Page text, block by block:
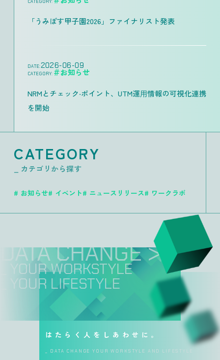
CATEGORY:
「うみぽす甲子園2026」ファイナリスト発表
DATE:2026-06-09
CATEGORY: ＃お知らせ
NRMとチェック‧ポイント、UTM運⽤情報の可視化連携
を開始
CATEGORY
_ カテゴリから探す
お知らせ イベント ニュースリリース ワークラボ
DATA CHANGE >>
_ YOUR WORKSTYLE
_ YOUR LIFESTYLE
はたらく人をしあわせに。
_ DATA CHANGE YOUR WORKSTYLE AND LIFESTYLE